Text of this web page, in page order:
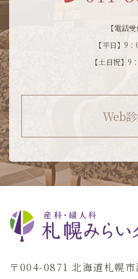
【電話
【平日】9
【土日祝】9
Web
〒004-0871 北海道札幌市